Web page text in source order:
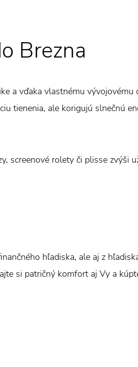
Brezna
a vďaka vlastnému
tienenia, ale korigujú slnečnú
screenové rolety či plisse zvýši
hľadiska, ale aj z
si patričný komfort aj Vy a